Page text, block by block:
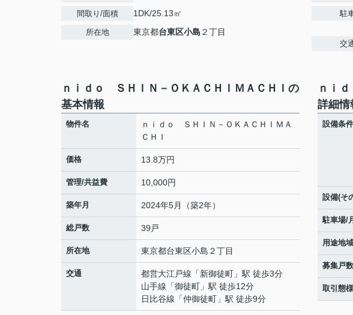
間取り/面積 1DK/25.13㎡
所在地 東京都台東区小島 ２丁目
駐
交
ｎｉｄｏ ＳＨＩＮ－ＯＫＡＣＨＩＭＡＣＨＩの
基本情報
物件名
ｎｉｄｏ ＳＨＩＮ－ＯＫＡＣＨＩＭＡ
ＣＨＩ
価格 13.8万円
管理/共益費 10,000円
築年月 2024年5月（築2年）
総戸数 39戸
所在地 東京都台東区小島 ２丁目
交通 都営大江戸線 「新御徒町 」駅 徒歩3分
山手線 「御徒町 」駅 徒歩12分
日比谷線 「仲御徒町 」駅 徒歩9分
ｎｉ
詳細情
設備条件
設備(そ
駐車場/
用途地域
募集戸
取引態様